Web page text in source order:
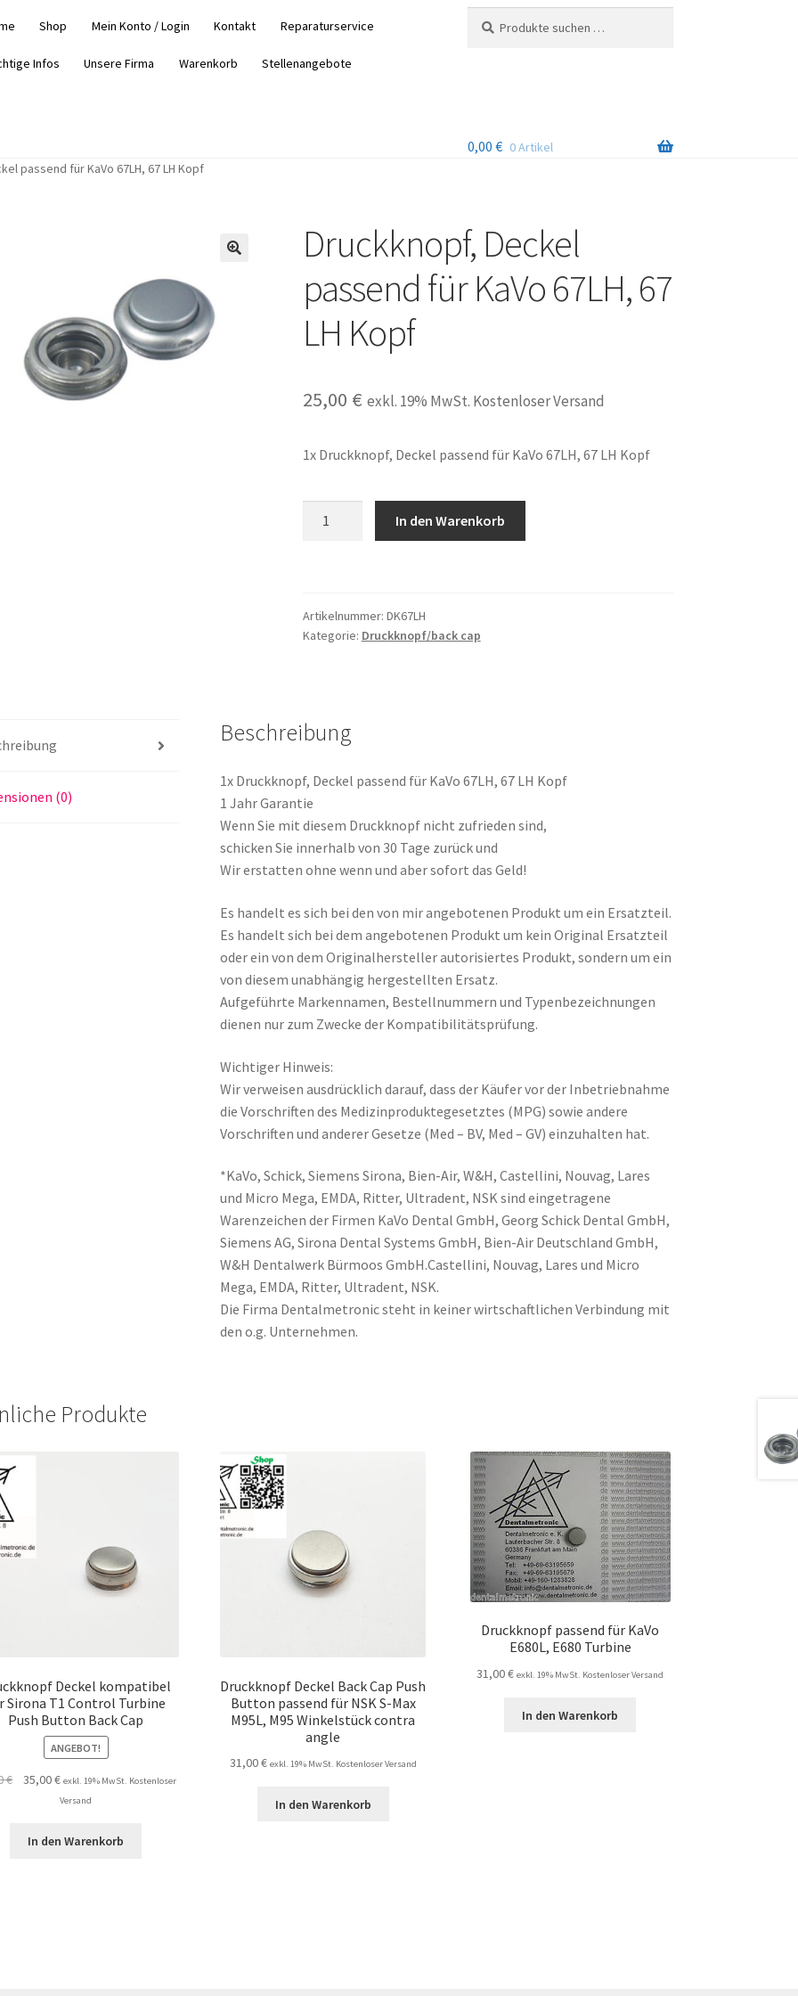
Shop Mein Konto / Login Kontakt Reparaturservice
Infos Unsere Firma Warenkorb Stellenangebote
nach:
0,00 € 0 Artikel
passend für KaVo 67LH, 67 LH Kopf
Druckknopf, Deckel
passend für KaVo 67LH, 67
LH Kopf
25,00 € exkl. 19% MwSt. Kostenloser Versand
1x Druckknopf, Deckel passend für KaVo 67LH, 67 LH Kopf
67LH,
67
In den Warenkorb
Artikelnummer: DK67LH
Kategorie: Druckknopf/back cap
(0)
Beschreibung
1x Druckknopf, Deckel passend für KaVo 67LH, 67 LH Kopf
1 Jahr Garantie
Wenn Sie mit diesem Druckknopf nicht zufrieden sind,
schicken Sie innerhalb von 30 Tage zurück und
Wir erstatten ohne wenn und aber sofort das Geld!
Es handelt es sich bei den von mir angebotenen Produkt um ein Ersatzteil.
Es handelt sich bei dem angebotenen Produkt um kein Original Ersatzteil
oder ein von dem Originalhersteller autorisiertes Produkt, sondern um ein
von diesem unabhängig hergestellten Ersatz.
Aufgeführte Markennamen, Bestellnummern und Typenbezeichnungen
dienen nur zum Zwecke der Kompatibilitätsprüfung.
Wichtiger Hinweis:
Wir verweisen ausdrücklich darauf, dass der Käufer vor der Inbetriebnahme
die Vorschriften des Medizinproduktegesetztes (MPG) sowie andere
Vorschriften und anderer Gesetze (Med – BV, Med – GV) einzuhalten hat.
*KaVo, Schick, Siemens Sirona, Bien-Air, W&H, Castellini, Nouvag, Lares
und Micro Mega, EMDA, Ritter, Ultradent, NSK sind eingetragene
Warenzeichen der Firmen KaVo Dental GmbH, Georg Schick Dental GmbH,
Siemens AG, Sirona Dental Systems GmbH, Bien-Air Deutschland GmbH,
W&H Dentalwerk Bürmoos GmbH.Castellini, Nouvag, Lares und Micro
Mega, EMDA, Ritter, Ultradent, NSK.
Die Firma Dentalmetronic steht in keiner wirtschaftlichen Verbindung mit
den o.g. Unternehmen.
Produkte
Deckel kompatibel
Sirona T1 Control Turbine
Push Button Back Cap
ANGEBOT!
€
Ursprünglicher
39,00 €
35,00€Aktueller
Preis
35,00 €.
exkl. 19% MwSt. Kostenloser
Versand
In den Warenkorb
Druckknopf Deckel Back Cap Push
Button passend für NSK S-Max
M95L, M95 Winkelstück contra
angle
31,00€ exkl. 19% MwSt. Kostenloser Versand
In den Warenkorb
Druckknopf passend für KaVo
E680L, E680 Turbine
31,00€ exkl. 19% MwSt. Kostenloser Versand
In den Warenkorb